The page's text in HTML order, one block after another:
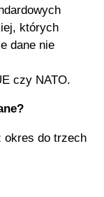
których
dane nie
czy NATO.
okres do trzech